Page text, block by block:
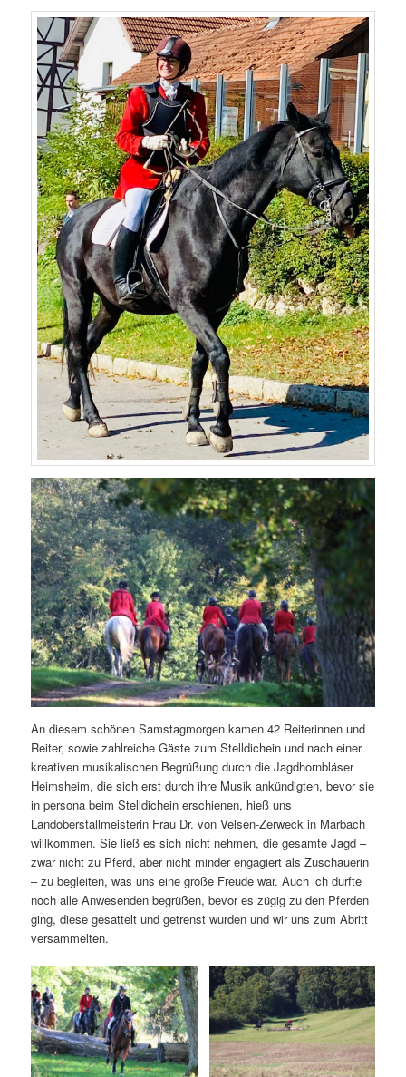
An diesem schönen Samstagmorgen kamen 42 Reiterinnen und
Reiter, sowie zahlreiche Gäste zum Stelldichein und nach einer
kreativen musikalischen Begrüßung durch die Jagdhornbläser
Heimsheim, die sich erst durch ihre Musik ankündigten, bevor sie
in persona beim Stelldichein erschienen, hieß uns
Landoberstallmeisterin Frau Dr. von Velsen-Zerweck in Marbach
willkommen. Sie ließ es sich nicht nehmen, die gesamte Jagd –
zwar nicht zu Pferd, aber nicht minder engagiert als Zuschauerin
– zu begleiten, was uns eine große Freude war. Auch ich durfte
noch alle Anwesenden begrüßen, bevor es zügig zu den Pferden
ging, diese gesattelt und getrenst wurden und wir uns zum Abritt
versammelten.